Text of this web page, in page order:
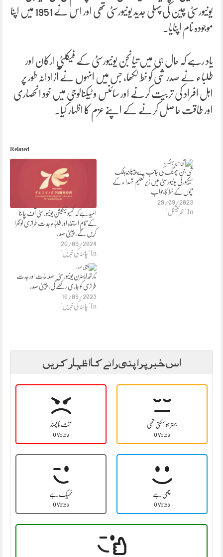
یونیورسٹی چین کی پہلی جدید یونیورسٹی تھی اور اس نے 1951 میں اپنا
موجودہ نام اپنایا۔
یاد رہے کہ حال ہی میں تیانجن یونیورسٹی کے فیکلٹی ارکان اور
طلباء نے صدر شی کو خط لکھا، جس میں انہوں نے آزادانہ طور پر
اہل افراد کی تربیت کرنے اور سائنس و ٹیکنالوجی میں خود انحصاری
اور طاقت حاصل کرنے کے اپنے عزم کا اظہار کیا۔
Related
امید ہے کہ کمیونیکیشن یونیورسٹی آف چائنا
کے تمام اساتذہ اور طلباء جدت طرازی کو گہرا
کریں گے، چینی صدر
26/09/2024
In "چائنہ کی خبریں"
شی جن پھنگ کی جانب سے پیپلز پبلک
سیکیورٹی یونیورسٹی میں زیر تعلیم شہداء کے
بچوں کے خط کا جواب
29/09/2023
In "انٹرنیشنل"
نارتھ ایسٹرن یونیورسٹی اصلاحات اور جدت
طرازی کو جاری رکھے گی، چینی صدر
16/09/2023
In "چائنہ کی خبریں"
اس خبر پر اپنی رائے کا اظہار کریں
سخت نا پسند
0 Votes
بہتر ہو سکتی تھی
0 Votes
ٹھیک ہے
0 Votes
اچھی ہے
0 Votes